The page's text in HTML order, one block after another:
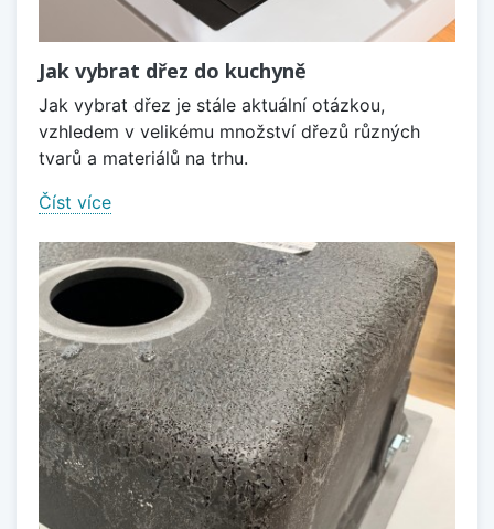
Jak vybrat dřez do kuchyně
Jak vybrat dřez je stále aktuální otázkou,
vzhledem v velikému množství dřezů různých
tvarů a materiálů na trhu.
Číst více